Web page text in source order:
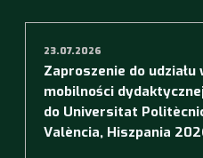
23.07.2026
Zaproszenie do udziału
mobilności
do Universitat
València, Hiszpania